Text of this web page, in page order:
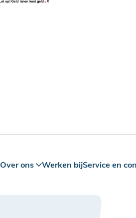
Over ons Werken bijService en